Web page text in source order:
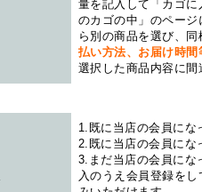
量を記入して「カゴ
のカゴの中」のペー
ら別の商品を選び、
払い方法、お届け時
選択した商品内容に
1.既に当店の会員にな
2.既に当店の会員にな
3.まだ当店の会員にな
入のうえ会員登録を